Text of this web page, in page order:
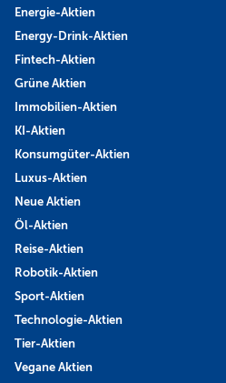
Energie-Aktien
Energy-Drink-Aktien
Fintech-Aktien
Grüne Aktien
Immobilien-Aktien
KI-Aktien
Konsumgüter-Aktien
Luxus-Aktien
Neue Aktien
Öl-Aktien
Reise-Aktien
Robotik-Aktien
Sport-Aktien
Technologie-Aktien
Tier-Aktien
Vegane Aktien